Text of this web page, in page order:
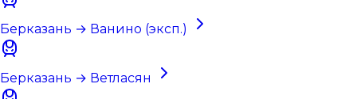
Берказань → Ванино (эксп.)
Берказань → Ветласян